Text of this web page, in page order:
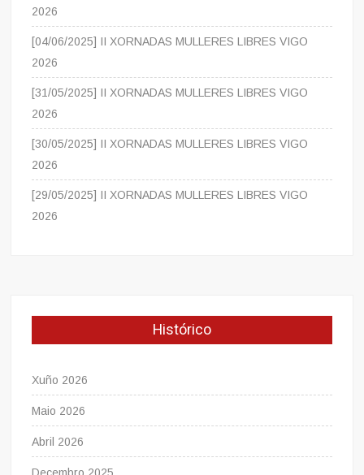
2026
[04/06/2025] II XORNADAS MULLERES LIBRES VIGO
2026
[31/05/2025] II XORNADAS MULLERES LIBRES VIGO
2026
[30/05/2025] II XORNADAS MULLERES LIBRES VIGO
2026
[29/05/2025] II XORNADAS MULLERES LIBRES VIGO
2026
Histórico
Xuño 2026
Maio 2026
Abril 2026